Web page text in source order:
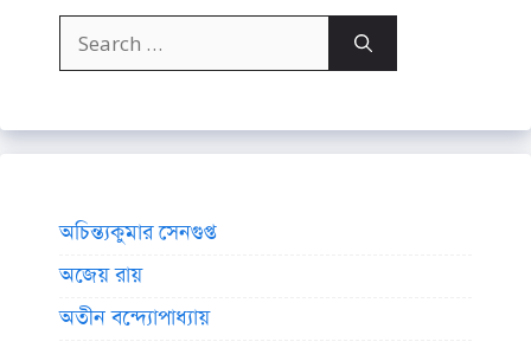
Search
for:
অচিন্ত্যকুমার সেনগুপ্ত
অজেয় রায়
অতীন বন্দ্যোপাধ্যায়